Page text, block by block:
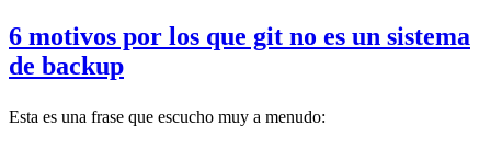
6 motivos por los que git no es un sistema
de backup
Esta es una frase que escucho muy a menudo: